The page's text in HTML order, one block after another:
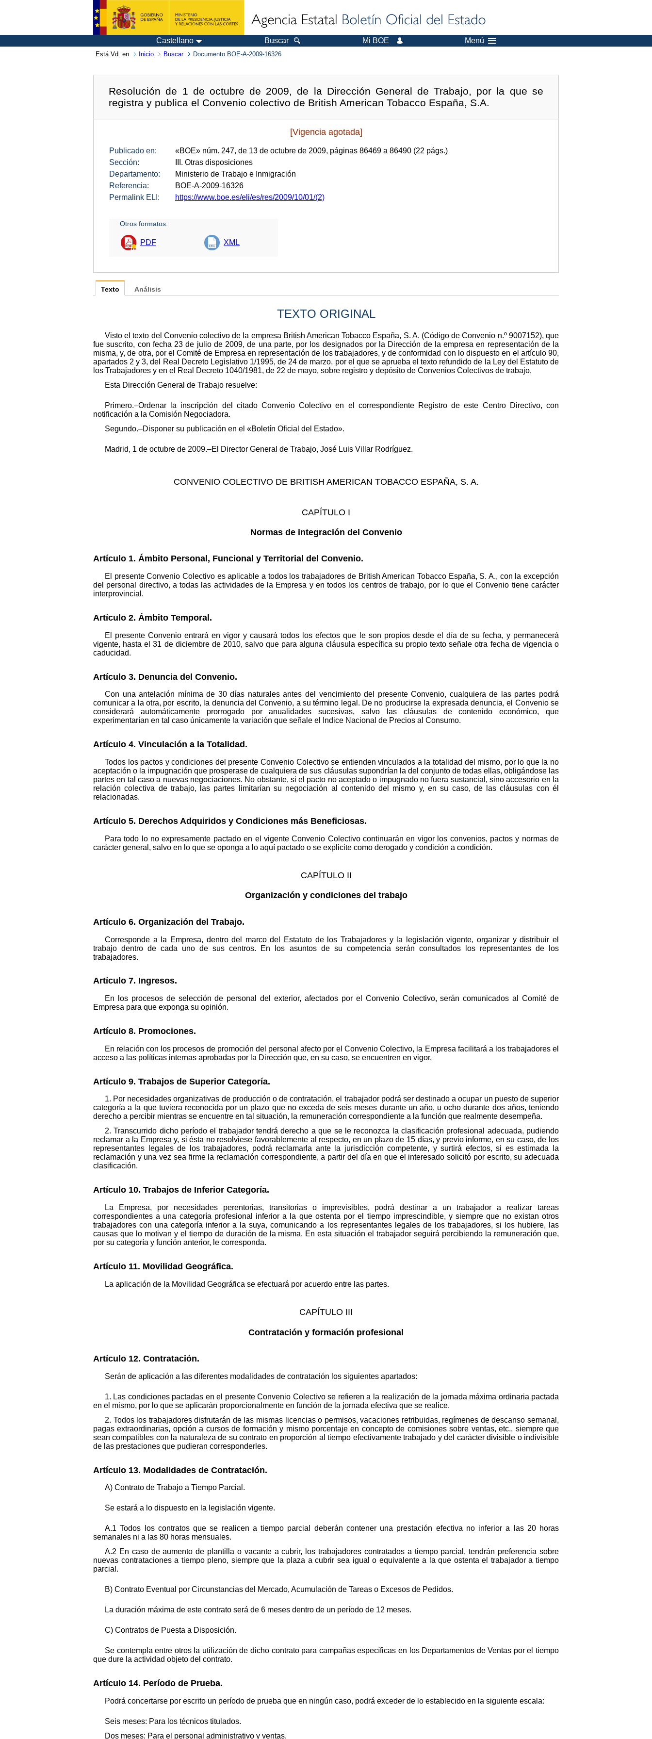
Castellano Buscar Mi BOE Menú
Está Vd. en Inicio Buscar Documento BOE-A-2009-16326
Resolución de 1 de octubre de 2009, de la Dirección General de Trabajo, por la que se
registra y publica el Convenio colectivo de British American Tobacco España, S.A.
[Vigencia agotada]
Publicado en: «BOE» núm. 247, de 13 de octubre de 2009, páginas 86469 a 86490 (22 págs.)
Sección:
III. Otras disposiciones
Departamento:
Ministerio de Trabajo e Inmigración
Referencia:
BOE-A-2009-16326
Permalink ELI:
https://www.boe.es/eli/es/res/2009/10/01/(2)
Otros formatos:
PDF XML
Texto
TEXTO ORIGINAL
Visto el texto del Convenio colectivo de la empresa British American Tobacco España, S. A. (Código de Convenio n.º 9007152), que
fue suscrito, con fecha 23 de julio de 2009, de una parte, por los designados por la Dirección de la empresa en representación de la
misma, y, de otra, por el Comité de Empresa en representación de los trabajadores, y de conformidad con lo dispuesto en el artículo 90,
apartados 2 y 3, del Real Decreto Legislativo 1/1995, de 24 de marzo, por el que se aprueba el texto refundido de la Ley del Estatuto de
los Trabajadores y en el Real Decreto 1040/1981, de 22 de mayo, sobre registro y depósito de Convenios Colectivos de trabajo,
Esta Dirección General de Trabajo resuelve:
Primero.–Ordenar la inscripción del citado Convenio Colectivo en el correspondiente Registro de este Centro Directivo, con
notificación a la Comisión Negociadora.
Segundo.–Disponer su publicación en el «Boletín Oficial del Estado».
Madrid, 1 de octubre de 2009.–El Director General de Trabajo, José Luis Villar Rodríguez.
CONVENIO COLECTIVO DE BRITISH AMERICAN TOBACCO ESPAÑA, S. A.
CAPÍTULO I
Normas de integración del Convenio
Artículo 1. Ámbito Personal, Funcional y Territorial del Convenio.
El presente Convenio Colectivo es aplicable a todos los trabajadores de British American Tobacco España, S. A., con la excepción
del personal directivo, a todas las actividades de la Empresa y en todos los centros de trabajo, por lo que el Convenio tiene carácter
interprovincial.
Artículo 2. Ámbito Temporal.
El presente Convenio entrará en vigor y causará todos los efectos que le son propios desde el día de su fecha, y permanecerá
vigente, hasta el 31 de diciembre de 2010, salvo que para alguna cláusula específica su propio texto señale otra fecha de vigencia o
caducidad.
Artículo 3. Denuncia del Convenio.
Con una antelación mínima de 30 días naturales antes del vencimiento del presente Convenio, cualquiera de las partes podrá
comunicar a la otra, por escrito, la denuncia del Convenio, a su término legal. De no producirse la expresada denuncia, el Convenio se
considerará automáticamente prorrogado por anualidades sucesivas, salvo las cláusulas de contenido económico, que
experimentarían en tal caso únicamente la variación que señale el Indice Nacional de Precios al Consumo.
Artículo 4. Vinculación a la Totalidad.
Todos los pactos y condiciones del presente Convenio Colectivo se entienden vinculados a la totalidad del mismo, por lo que la no
aceptación o la impugnación que prosperase de cualquiera de sus cláusulas supondrían la del conjunto de todas ellas, obligándose las
partes en tal caso a nuevas negociaciones. No obstante, si el pacto no aceptado o impugnado no fuera sustancial, sino accesorio en la
relación colectiva de trabajo, las partes limitarían su negociación al contenido del mismo y, en su caso, de las cláusulas con él
relacionadas.
Artículo 5. Derechos Adquiridos y Condiciones más Beneficiosas.
Para todo lo no expresamente pactado en el vigente Convenio Colectivo continuarán en vigor los convenios, pactos y normas de
carácter general, salvo en lo que se oponga a lo aquí pactado o se explicite como derogado y condición a condición.
CAPÍTULO II
Organización y condiciones del trabajo
Artículo 6. Organización del Trabajo.
Corresponde a la Empresa, dentro del marco del Estatuto de los Trabajadores y la legislación vigente, organizar y distribuir el
trabajo dentro de cada uno de sus centros. En los asuntos de su competencia serán consultados los representantes de los
trabajadores.
Artículo 7. Ingresos.
En los procesos de selección de personal del exterior, afectados por el Convenio Colectivo, serán comunicados al Comité de
Empresa para que exponga su opinión.
Artículo 8. Promociones.
En relación con los procesos de promoción del personal afecto por el Convenio Colectivo, la Empresa facilitará a los trabajadores el
acceso a las políticas internas aprobadas por la Dirección que, en su caso, se encuentren en vigor,
Artículo 9. Trabajos de Superior Categoría.
1. Por necesidades organizativas de producción o de contratación, el trabajador podrá ser destinado a ocupar un puesto de superior
categoría a la que tuviera reconocida por un plazo que no exceda de seis meses durante un año, u ocho durante dos años, teniendo
derecho a percibir mientras se encuentre en tal situación, la remuneración correspondiente a la función que realmente desempeña.
2. Transcurrido dicho período el trabajador tendrá derecho a que se le reconozca la clasificación profesional adecuada, pudiendo
reclamar a la Empresa y, si ésta no resolviese favorablemente al respecto, en un plazo de 15 días, y previo informe, en su caso, de los
representantes legales de los trabajadores, podrá reclamarla ante la jurisdicción competente, y surtirá efectos, si es estimada la
reclamación y una vez sea firme la reclamación correspondiente, a partir del día en que el interesado solicitó por escrito, su adecuada
clasificación.
Artículo 10. Trabajos de Inferior Categoría.
La Empresa, por necesidades perentorias, transitorias o imprevisibles, podrá destinar a un trabajador a realizar tareas
correspondientes a una categoría profesional inferior a la que ostenta por el tiempo imprescindible, y siempre que no existan otros
trabajadores con una categoría inferior a la suya, comunicando a los representantes legales de los trabajadores, si los hubiere, las
causas que lo motivan y el tiempo de duración de la misma. En esta situación el trabajador seguirá percibiendo la remuneración que,
por su categoría y función anterior, le corresponda.
Artículo 11. Movilidad Geográfica.
La aplicación de la Movilidad Geográfica se efectuará por acuerdo entre las partes.
CAPÍTULO III
Contratación y formación profesional
Artículo 12. Contratación.
Serán de aplicación a las diferentes modalidades de contratación los siguientes apartados:
1. Las condiciones pactadas en el presente Convenio Colectivo se refieren a la realización de la jornada máxima ordinaria pactada
en el mismo, por lo que se aplicarán proporcionalmente en función de la jornada efectiva que se realice.
2. Todos los trabajadores disfrutarán de las mismas licencias o permisos, vacaciones retribuidas, regímenes de descanso semanal,
pagas extraordinarias, opción a cursos de formación y mismo porcentaje en concepto de comisiones sobre ventas, etc., siempre que
sean compatibles con la naturaleza de su contrato en proporción al tiempo efectivamente trabajado y del carácter divisible o indivisible
de las prestaciones que pudieran corresponderles.
Artículo 13. Modalidades de Contratación.
A) Contrato de Trabajo a Tiempo Parcial.
Se estará a lo dispuesto en la legislación vigente.
A.1 Todos los contratos que se realicen a tiempo parcial deberán contener una prestación efectiva no inferior a las 20 horas
semanales ni a las 80 horas mensuales.
A.2 En caso de aumento de plantilla o vacante a cubrir, los trabajadores contratados a tiempo parcial, tendrán preferencia sobre
nuevas contrataciones a tiempo pleno, siempre que la plaza a cubrir sea igual o equivalente a la que ostenta el trabajador a tiempo
parcial.
B) Contrato Eventual por Circunstancias del Mercado, Acumulación de Tareas o Excesos de Pedidos.
La duración máxima de este contrato será de 6 meses dentro de un período de 12 meses.
C) Contratos de Puesta a Disposición.
Se contempla entre otros la utilización de dicho contrato para campañas específicas en los Departamentos de Ventas por el tiempo
que dure la actividad objeto del contrato.
Artículo 14. Período de Prueba.
Podrá concertarse por escrito un período de prueba que en ningún caso, podrá exceder de lo establecido en la siguiente escala:
Seis meses: Para los técnicos titulados.
Dos meses: Para el personal administrativo y ventas.
Análisis